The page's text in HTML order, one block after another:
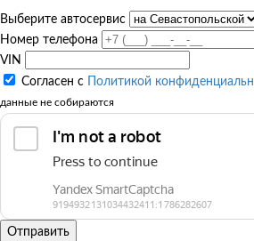
Выберите автосервис
Номер телефона
VIN
Согласен с
Политикой
данные не собираются
Отправить